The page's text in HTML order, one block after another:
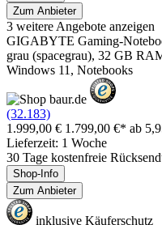
Zum Anbieter
3 weitere Angebote anzeigen
GIGABYTE Gaming-
grau (spacegrau), 32 GB
Windows 11, Notebooks
(32.183)
1.999,00 € 1.799,00 €* ab
Lieferzeit: 1 Woche
30 Tage kostenfreie
Shop-Info
Zum Anbieter
inklusive Käuferschutz